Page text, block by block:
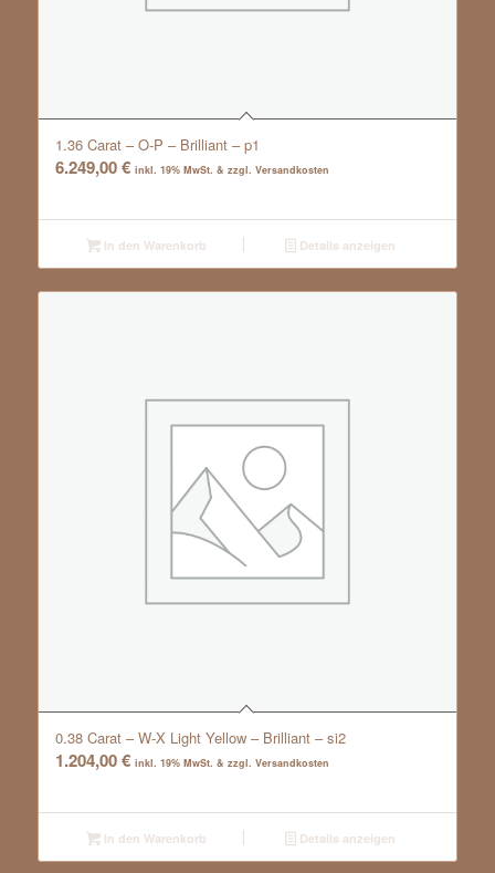
1.36 Carat – O-P – Brilliant – p1
6.249,00€ inkl. 19% MwSt. & zzgl. Versandkosten
In den Warenkorb Details anzeigen
0.38 Carat – W-X Light Yellow – Brilliant – si2
1.204,00€ inkl. 19% MwSt. & zzgl. Versandkosten
In den Warenkorb Details anzeigen